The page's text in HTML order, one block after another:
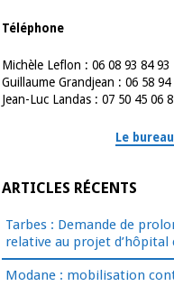
Téléphone
Michèle Leflon : 06 08 93 84 93
Guillaume Grandjean : 06 58 94
Jean-Luc Landas : 07 50 45 06
Le
ARTICLES RÉCENTS
Tarbes : Demande de
relative au projet
Modane : mobilisation